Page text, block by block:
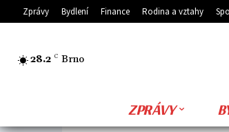
Zprávy Bydlení Finance Rodina a vztahy
28.2 C Brno
ZPRÁVY